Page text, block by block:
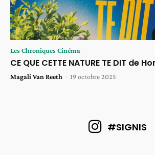
Les Chroniques Cinéma
CE QUE CETTE NATURE TE DIT de
Magali Van Reeth - 19 octobre 2025
#SIGNIS